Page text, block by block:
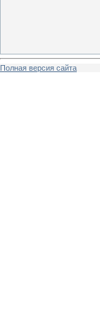
Полная версия сайта